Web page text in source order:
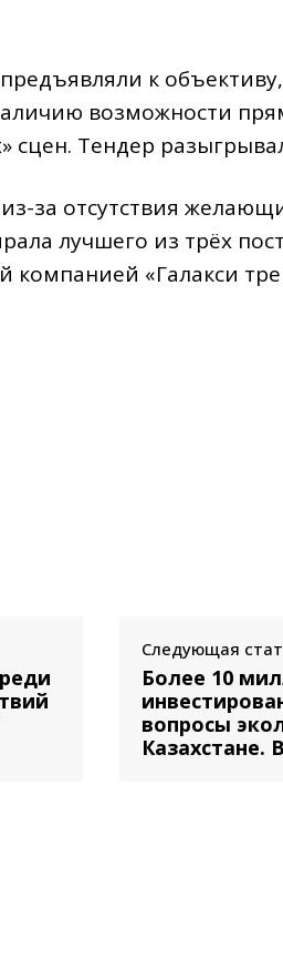
к
возможности
сцен. Тендер
за отсутствия
лучшего из трёх
компанией «Галакси
Следующая
Более 10
вопросы
Казахстане.